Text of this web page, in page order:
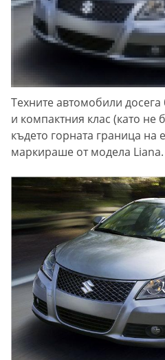
Техните автомобили
и компактния клас (като
където горната граница на
маркираше от модела Liana.